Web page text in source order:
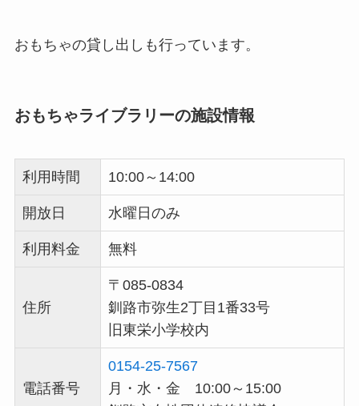
おもちゃの貸し出しも行っています。
おもちゃライブラリーの施設情報
利用時間 10:00～14:00
開放日 水曜日のみ
利用料金 無料
住所
〒085-0834
釧路市弥生2丁目1番33号
旧東栄小学校内
電話番号
0154-25-7567
月・水・金 10:00～15:00